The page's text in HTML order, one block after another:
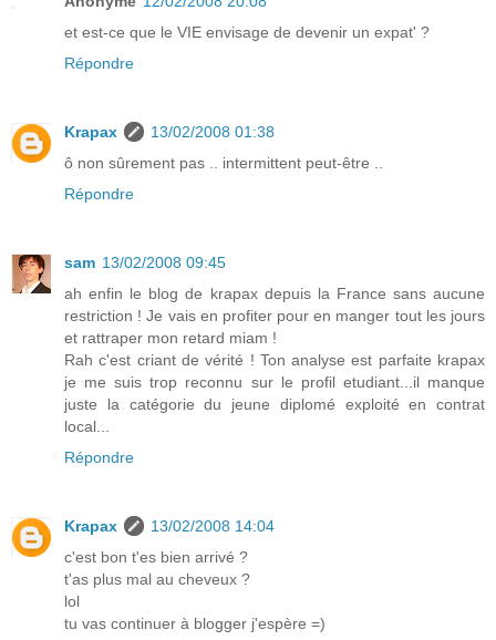
et est-ce que le VIE envisage de devenir un expat' ?
Répondre
Krapax
13/02/2008 01:38
ô non sûrement pas .. intermittent peut-être ..
Répondre
sam 13/02/2008 09:45
ah enfin le blog de krapax depuis la France sans aucune
restriction ! Je vais en profiter pour en manger tout les jours
et rattraper mon retard miam !
Rah c'est criant de vérité ! Ton analyse est parfaite krapax
je me suis trop reconnu sur le profil etudiant...il manque
juste la catégorie du jeune diplomé exploité en contrat
local...
Répondre
Krapax
13/02/2008 14:04
c'est bon t'es bien arrivé ?
t'as plus mal au cheveux ?
lol
tu vas continuer à blogger j'espère =)